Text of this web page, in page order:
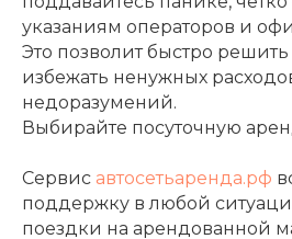
указаниям операторов и
Это позволит быстро
избежать ненужных
недоразумений.
Выбирайте посуточную
Сервис автосетьаренда.рф
поддержку в любой
поездки на арендованной